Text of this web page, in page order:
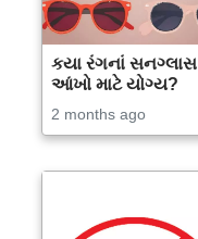
કયા રંગનાં સનગ્લાસ
આંખો માટે યોગ્ય?
2 months ago